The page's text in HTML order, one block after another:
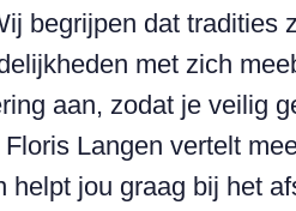
begrijpen dat tradities
met zich
aan, zodat je veilig
Langen vertelt
helpt jou graag bij het